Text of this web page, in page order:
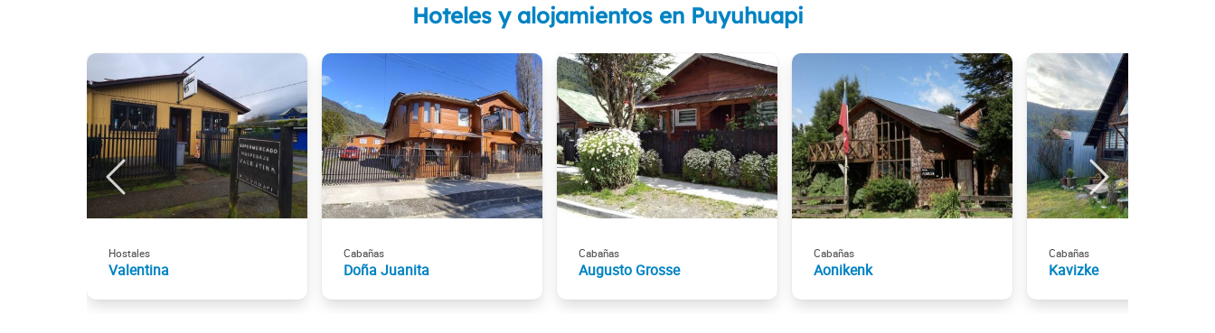
Hoteles y alojamientos en Puyuhuapi
Hostales
Valentina
Cabañas
Doña Juanita
Cabañas
Augusto Grosse
Cabañas
Aonikenk
Cabañas
Kavizke